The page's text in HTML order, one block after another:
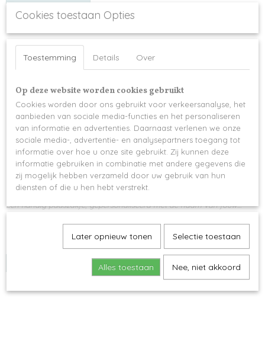
Gepersonaliseerd Paaszakje (Paashaas)
Een handig paaszakje, gepersonaliseerd met de naam van jouw…
Cookies toestaan Opties
Toestemming Details Over
Op deze website worden cookies gebruikt
Cookies worden door ons gebruikt voor verkeersanalyse, het
aanbieden van sociale media-functies en het personaliseren
van informatie en advertenties. Daarnaast verlenen we onze
sociale media-, advertentie- en analysepartners toegang tot
informatie over hoe u onze site gebruikt. Zij kunnen deze
informatie gebruiken in combinatie met andere gegevens die
zij mogelijk hebben verzameld door uw gebruik van hun
diensten of die u hen hebt verstrekt.
Later opnieuw tonen Selectie toestaan
Alles toestaan Nee, niet akkoord